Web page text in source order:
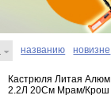
названию новизне
Кастрюля Литая Алюм
2.2Л 20См Мрам/Крош